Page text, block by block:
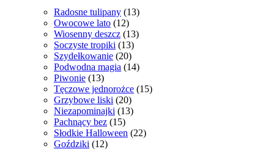
Radosne tulipany (13)
Owocowe lato (12)
Wiosenny deszcz (13)
Soczyste tropiki (13)
Szydełkowanie (20)
Podwodna magia (14)
Piwonie (13)
Tęczowe jednorożce (15)
Grzybowe liski (20)
Niezapominajki (13)
Pachnący bez (15)
Słodkie Halloween (22)
Goździki (12)